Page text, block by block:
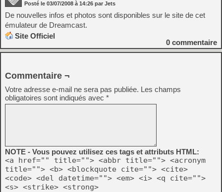
Posté le 03/07/2008 à 14:26 par Jets
De nouvelles infos et photos sont disponibles sur le site de cet
émulateur de Dreamcast.
Site Officiel
0 commentaire
Commentaire ¬
Votre adresse e-mail ne sera pas publiée. Les champs
obligatoires sont indiqués avec *
NOTE - Vous pouvez utilisez ces tags et attributs HTML:
<a href="" title=""> <abbr title=""> <acronym
title=""> <b> <blockquote cite=""> <cite>
<code> <del datetime=""> <em> <i> <q cite="">
<s> <strike> <strong>